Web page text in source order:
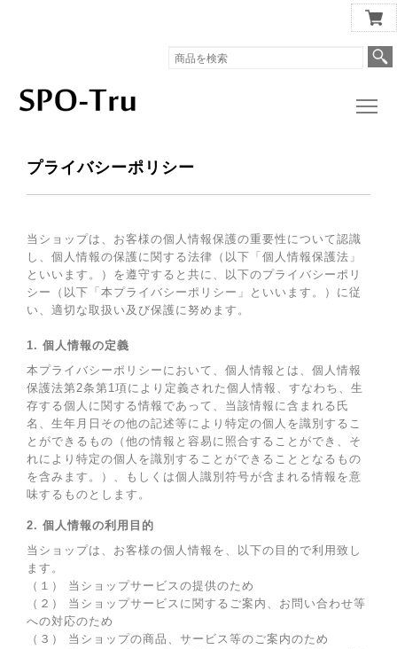
プライバシーポリシー
当ショップは、お客様の個人情報保護の重要性について認識
し、個人情報の保護に関する法律（以下「個人情報保護法」
といいます。）を遵守すると共に、以下のプライバシーポリ
シー（以下「本プライバシーポリシー」といいます。）に従
い、適切な取扱い及び保護に努めます。
1. 個人情報の定義
本プライバシーポリシーにおいて、個人情報とは、個人情報
保護法第2条第1項により定義された個人情報、すなわち、生
存する個人に関する情報であって、当該情報に含まれる氏
名、生年月日その他の記述等により特定の個人を識別するこ
とができるもの（他の情報と容易に照合することができ、そ
れにより特定の個人を識別することができることとなるもの
を含みます。）、もしくは個人識別符号が含まれる情報を意
味するものとします。
2. 個人情報の利用目的
当ショップは、お客様の個人情報を、以下の目的で利用致し
ます。
（１） 当ショップサービスの提供のため
（２） 当ショップサービスに関するご案内、お問い合わせ等
への対応のため
（３） 当ショップの商品、サービス等のご案内のため